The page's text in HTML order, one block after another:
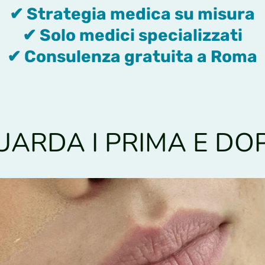
✔ Strategia medica su misura
✔ Solo medici specializzati
✔ Consulenza gratuita a Roma
I PRIMA E